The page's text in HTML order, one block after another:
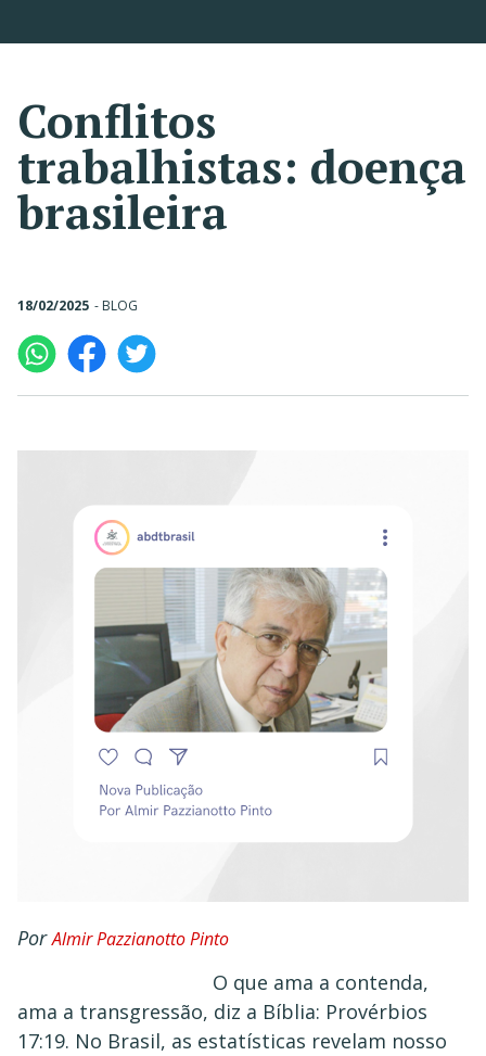
Conflitos
trabalhistas: doença
brasileira
18/02/2025 - BLOG
PorAlmir Pazzianotto Pinto
O que ama a contenda,
ama a transgressão, diz a Bíblia: Provérbios
17:19. No Brasil, as estatísticas revelam nosso